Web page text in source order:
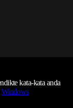
kata-kata anda
Windows